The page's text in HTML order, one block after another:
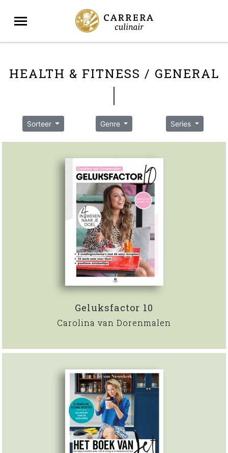
HEALTH & FITNESS / GENERAL
Sorteer Genre Series
Geluksfactor 10
Carolina van Dorenmalen